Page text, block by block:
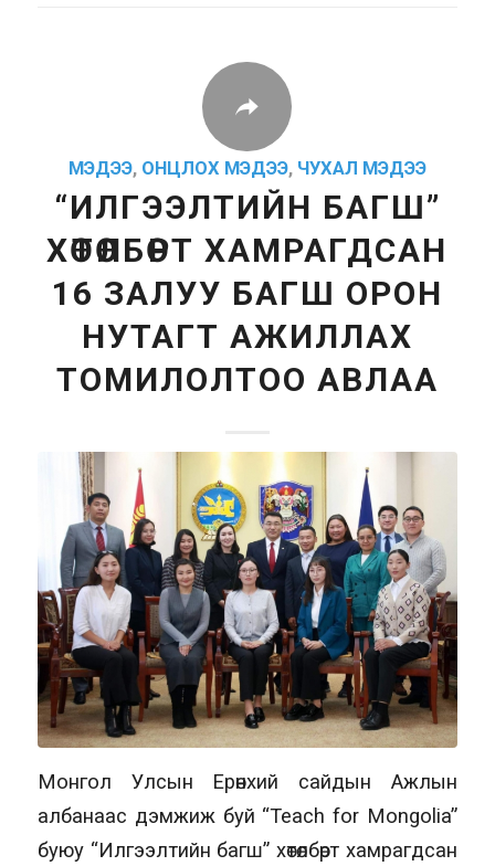
МЭДЭЭ, ОНЦЛОХ МЭДЭЭ, ЧУХАЛ МЭДЭЭ
“ИЛГЭЭЛТИЙН БАГШ”
ХӨТӨЛБӨРТ ХАМРАГДСАН
16 ЗАЛУУ БАГШ ОРОН
НУТАГТ АЖИЛЛАХ
ТОМИЛОЛТОО АВЛАА
Монгол Улсын Ерөнхий сайдын Ажлын
албанаас дэмжиж буй “Teach for Mongolia”
буюу “Илгээлтийн багш” хөтөлбөрт хамрагдсан